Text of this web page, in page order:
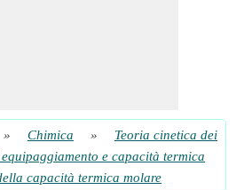
» Chimica »
Teoria cinetica dei
e capacità termica
capacità termica molare